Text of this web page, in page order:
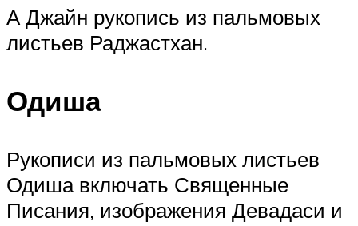
А Джайн рукопись из пальмовых
листьев Раджастхан.
Одиша
Рукописи из пальмовых листьев
Одиша включать Священные
Писания, изображения Девадаси и